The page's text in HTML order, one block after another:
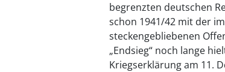
begrenzten deutschen
schon 1941/42 mit der
steckengebliebenen
„Endsieg“ noch lange
Kriegserklärung am 11.